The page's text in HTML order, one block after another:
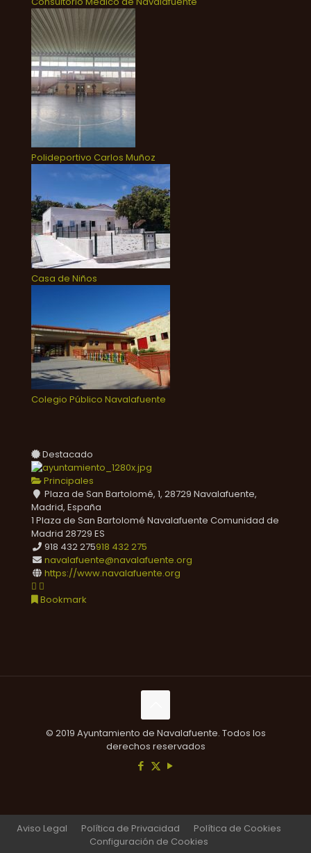
Polideportivo Carlos Muñoz
Casa de Niños
Colegio Público Navalafuente
Destacado
Principales
Plaza de San Bartolomé, 1, 28729 Navalafuente,
Madrid, España
1 Plaza de San Bartolomé Navalafuente Comunidad de
Madrid 28729 ES
918 432 275918 432 275
navalafuente@navalafuente.org
https://www.navalafuente.org
Bookmark
© 2019 Ayuntamiento de Navalafuente. Todos los
derechos reservados
Aviso Legal Política de Privacidad
Política de Cookies
Configuración de Cookies